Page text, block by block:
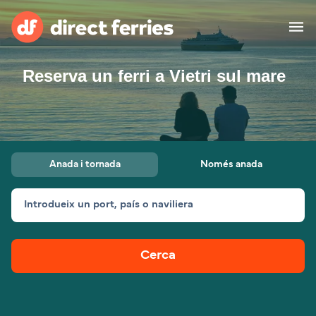
Països
Bitllets de Ferry
Ferris
Reserva un ferri a Vietri sul mare
Anada i tornada Només anada
Introdueix un port, país o naviliera
Cerca